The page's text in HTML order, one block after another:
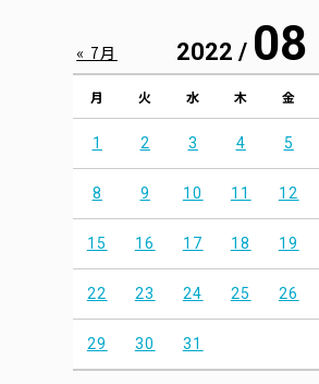
2022 / 08
月 火 水 木 金
1 2 3 4 5
8 9 10 11 12
15 16 17 18 19
22 23 24 25 26
29 30 31
« 7月